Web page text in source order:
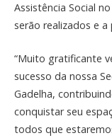
Assistência Social
serão realizados e
“Muito gratificante
sucesso da nossa
Gadelha,
conquistar seu
todos que